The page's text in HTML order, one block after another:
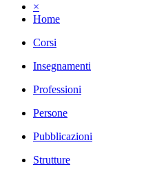
×
Home
Corsi
Insegnamenti
Professioni
Persone
Pubblicazioni
Strutture